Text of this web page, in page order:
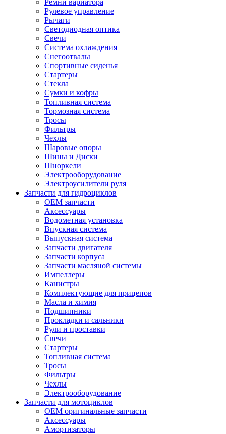
Рулевое управление
Рычаги
Светодиодная оптика
Свечи
Система охлаждения
Снегоотвалы
Спортивные сиденья
Стартеры
Стекла
Сумки и кофры
Топливная система
Тормозная система
Тросы
Фильтры
Чехлы
Шаровые опоры
Шины и Диски
Шноркели
Электрооборудование
Электроусилители руля
Запчасти для гидроциклов
OEM запчасти
Аксессуары
Водометная установка
Впускная система
Выпускная система
Запчасти двигателя
Запчасти корпуса
Запчасти масляной системы
Импеллеры
Канистры
Комплектующие для прицепов
Масла и химия
Подшипники
Прокладки и сальники
Рули и проставки
Свечи
Стартеры
Топливная система
Тросы
Фильтры
Чехлы
Электрооборудование
Запчасти для мотоциклов
OEM оригинальные запчасти
Аксессуары
Амортизаторы